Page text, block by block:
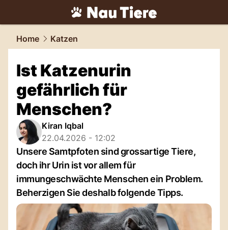
tiere.NAU.ch
Home Katzen
Ist Katzenurin
gefährlich für
Menschen?
Kiran Iqbal
22.04.2026 - 12:02
Unsere Samtpfoten sind grossartige Tiere,
doch ihr Urin ist vor allem für
immungeschwächte Menschen ein Problem.
Beherzigen Sie deshalb folgende Tipps.